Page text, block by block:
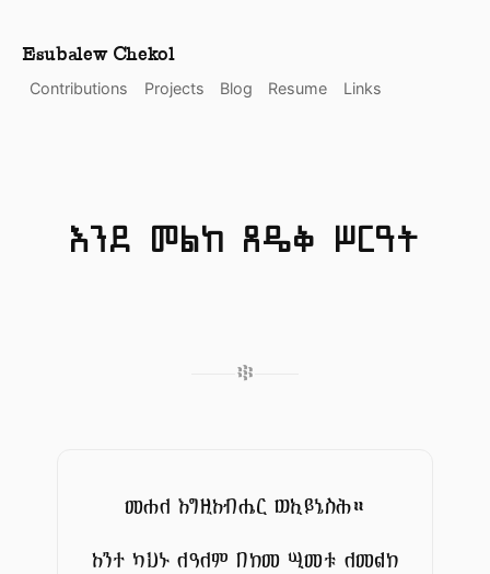
Esubalew Chekol
Contributions
Projects Blog Resume Links
እንደ መልከ ጸዴቅ ሥርዓት
፨
መሐለ እግዚአብሔር ወኢይኔስሕ።
አንተ ካህኑ ለዓለም በከመ ሢመቱ ለመልከ